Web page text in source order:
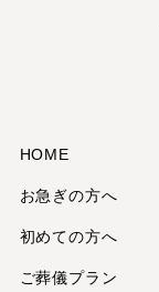
2024年12月
2024年11月
2024年9月
2024年7月
HOME
お急ぎの方へ
初めての方へ
ご葬儀プラン